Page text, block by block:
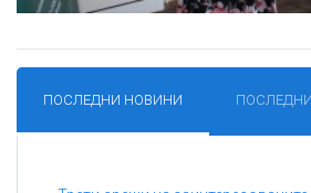
ПОСЛЕДНИ НОВИНИ